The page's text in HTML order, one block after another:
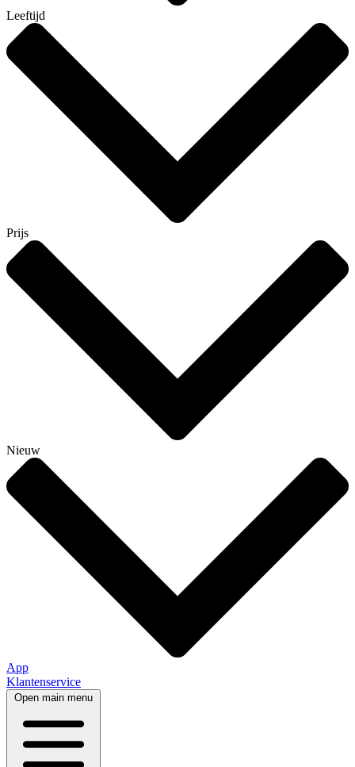
Leeftijd
Prijs
Nieuw
App
Klantenservice
Open main menu